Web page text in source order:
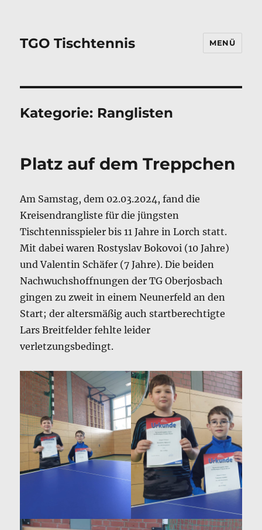
TGO Tischtennis MENÜ
Kategorie: Ranglisten
Platz auf dem Treppchen
Am Samstag, dem 02.03.2024, fand die
Kreisendrangliste für die jüngsten
Tischtennisspieler bis 11 Jahre in Lorch statt.
Mit dabei waren Rostyslav Bokovoi (10 Jahre)
und Valentin Schäfer (7 Jahre). Die beiden
Nachwuchshoffnungen der TG Oberjosbach
gingen zu zweit in einem Neunerfeld an den
Start; der altersmäßig auch startberechtigte
Lars Breitfelder fehlte leider
verletzungsbedingt.